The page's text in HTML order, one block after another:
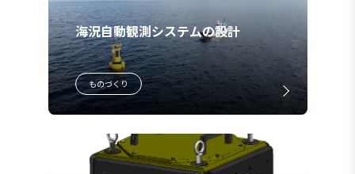
海況自動観測システムの設計
ものづくり